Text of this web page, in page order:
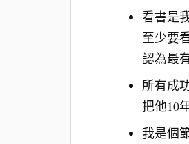
看書是
至少要
認為最
所有成
把他10
我是個